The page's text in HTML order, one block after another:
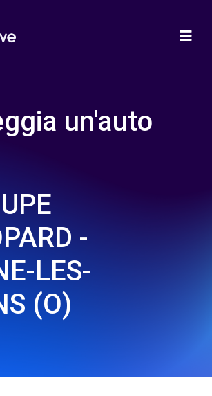
un'auto
-
LES-
(O)